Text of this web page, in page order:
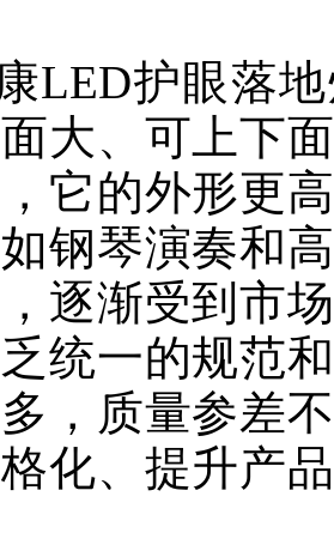
LED护眼落
大、可上下
它的外形更
钢琴演奏和
逐渐受到市
统一的规范
，质量参差
化、提升产